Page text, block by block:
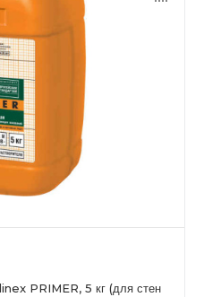
PRIMER, 5 кг (для стен